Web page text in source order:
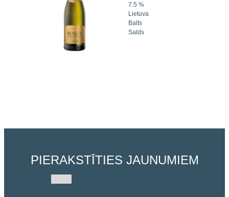
7.5 %
Lietuva
Balts
Salds
PIERAKSTĪTIES JAUNUMIEM